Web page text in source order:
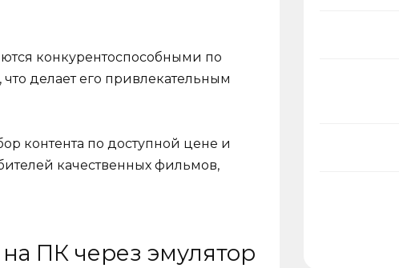
конкурентоспособными по
делает его привлекательным
контента по доступной цене и
качественных фильмов,
ПК через эмулятор